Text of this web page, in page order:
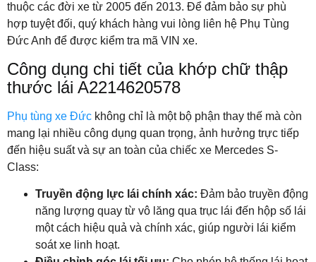
thuộc các đời xe từ 2005 đến 2013. Để đảm bảo sự phù
hợp tuyệt đối, quý khách hàng vui lòng liên hệ Phụ Tùng
Đức Anh để được kiểm tra mã VIN xe.
Công dụng chi tiết của khớp chữ thập
thước lái A2214620578
Phụ tùng xe Đức không chỉ là một bộ phận thay thế mà còn
mang lại nhiều công dụng quan trọng, ảnh hưởng trực tiếp
đến hiệu suất và sự an toàn của chiếc xe Mercedes S-
Class:
Truyền động lực lái chính xác: Đảm bảo truyền động
năng lượng quay từ vô lăng qua trục lái đến hộp số lái
một cách hiệu quả và chính xác, giúp người lái kiểm
soát xe linh hoạt.